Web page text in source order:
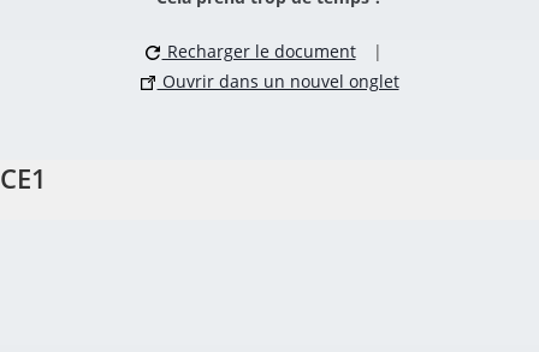
Recharger le document
|
Ouvrir dans un nouvel onglet
CE1